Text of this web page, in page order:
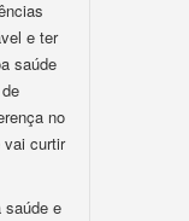
e ter
saúde
no
vai curtir
saúde e